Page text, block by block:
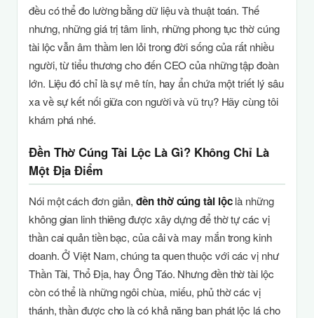
đều có thể đo lường bằng dữ liệu và thuật toán. Thế
nhưng, những giá trị tâm linh, những phong tục thờ cúng
tài lộc vẫn âm thầm len lỏi trong đời sống của rất nhiều
người, từ tiểu thương cho đến CEO của những tập đoàn
lớn. Liệu đó chỉ là sự mê tín, hay ẩn chứa một triết lý sâu
xa về sự kết nối giữa con người và vũ trụ? Hãy cùng tôi
khám phá nhé.
Đền Thờ Cúng Tài Lộc Là Gì? Không Chỉ Là
Một Địa Điểm
Nói một cách đơn giản,đền thờ cúng tài lộclà những
không gian linh thiêng được xây dựng để thờ tự các vị
thần cai quản tiền bạc, của cải và may mắn trong kinh
doanh. Ở Việt Nam, chúng ta quen thuộc với các vị như
Thần Tài, Thổ Địa, hay Ông Táo. Nhưng đền thờ tài lộc
còn có thể là những ngôi chùa, miếu, phủ thờ các vị
thánh, thần được cho là có khả năng ban phát lộc lá cho